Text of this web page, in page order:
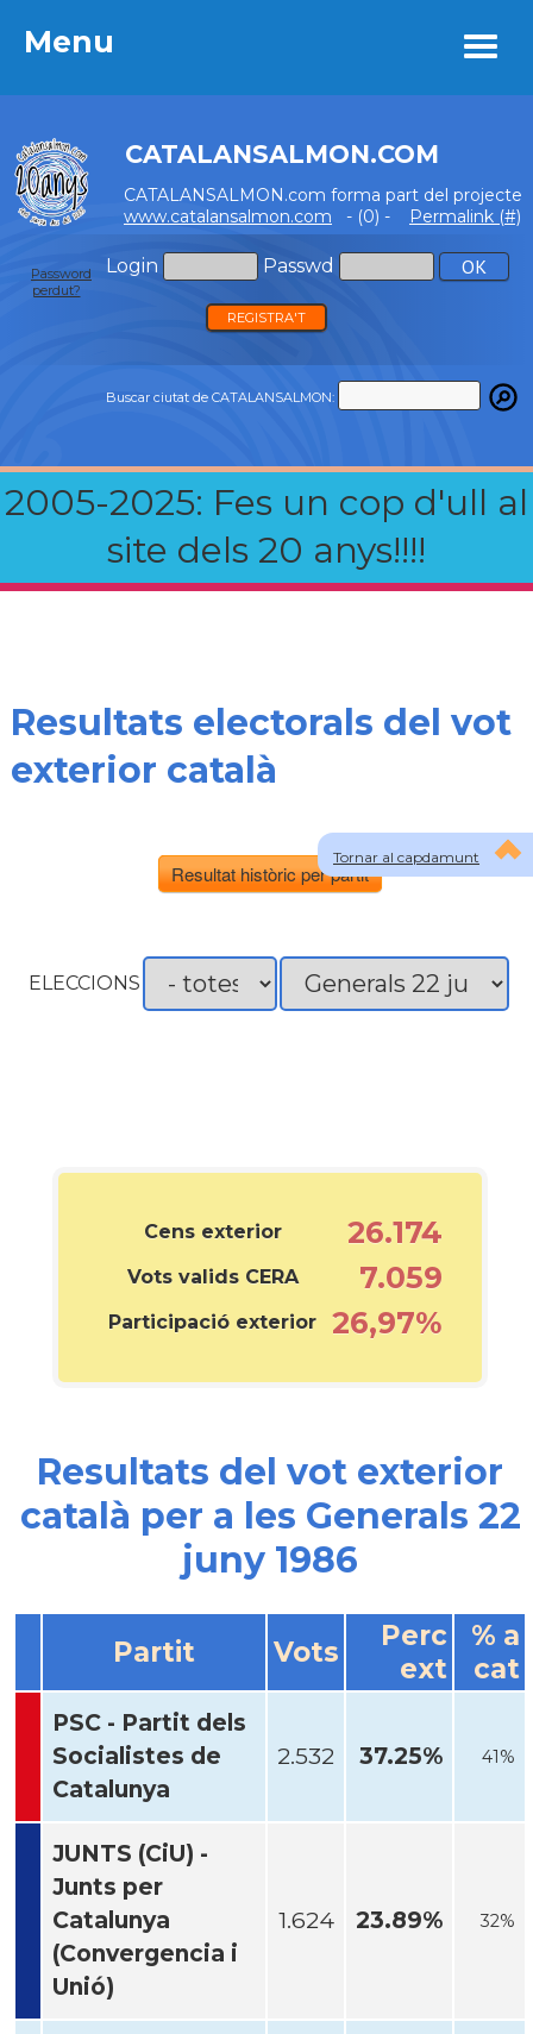
Menu
CATALANSALMON.COM
CATALANSALMON.com forma part del projecte
www.catalansalmon.com - (0) - Permalink (#)
Login Passwd
Password
perdut?
REGISTRA'T
Buscar ciutat de CATALANSALMON:
2005-2025: Fes un cop d'ull al
site dels 20 anys!!!!
Menu
Tornar al capdamunt
Resultats electorals del vot
exterior català
Resultat històric per partit
ELECCIONS
Cens exterior 26.174
Vots valids CERA 7.059
Participació exterior 26,97%
Resultats del vot exterior
català per a les Generals 22
juny 1986
Partit Vots
Perc
ext
% a
cat
PSC - Partit dels
Socialistes de
Catalunya
2.532 37.25% 41%
JUNTS (CiU) -
Junts per
Catalunya
(Convergencia i
Unió)
1.624 23.89% 32%